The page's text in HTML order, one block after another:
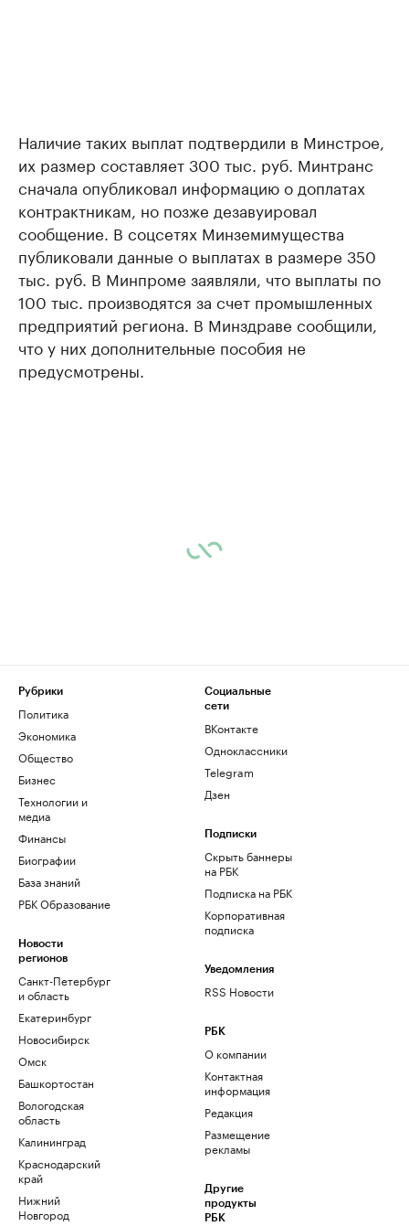
Наличие таких выплат подтвердили в Минстрое,
их размер составляет 300 тыс. руб. Минтранс
сначала опубликовал информацию о доплатах
контрактникам, но позже дезавуировал
сообщение. В соцсетях Минземимущества
публиковали данные о выплатах в размере 350
тыс. руб. В Минпроме заявляли, что выплаты по
100 тыс. производятся за счет промышленных
предприятий региона. В Минздраве сообщили,
что у них дополнительные пособия не
предусмотрены.
Рубрики
Политика
Экономика
Общество
Бизнес
Технологии и
медиа
Финансы
Биографии
База знаний
РБК Образование
Новости
регионов
Санкт-Петербург
и область
Екатеринбург
Новосибирск
Омск
Башкортостан
Вологодская
область
Калининград
Краснодарский
край
Нижний
Новгород
Социальные
сети
ВКонтакте
Одноклассники
Telegram
Дзен
Подписки
Скрыть баннеры
на РБК
Подписка на РБК
Корпоративная
подписка
Уведомления
RSS Новости
РБК
О компании
Контактная
информация
Редакция
Размещение
рекламы
Другие
продукты
РБК